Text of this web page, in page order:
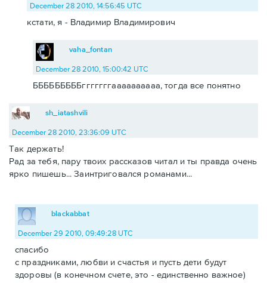
December 28 2010, 14:56:45 UTC
кстати, я - Владимир Владимирович
vaha_fontan
December 28 2010, 15:00:42 UTC
БББББББББгггггггаааааааааа, тогда все понятно
sh_iatashvili
December 28 2010, 23:36:09 UTC
Так держать!
Рад за тебя, пару твоих рассказов читал и ты правда очень
ярко пишешь... Заинтриговался романами...
blackabbat
December 29 2010, 09:49:28 UTC
спасибо
с праздниками, любви и счастья и пусть дети будут
здоровы (в конечном счете, это - единственно важное)